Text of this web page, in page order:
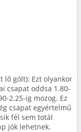
lő gólt): Ezt olyankor
csapat oddsa 1.80-
2.25-ig mozog. Ez
csapat egyértelmű
fél sem totál
jók lehetnek.